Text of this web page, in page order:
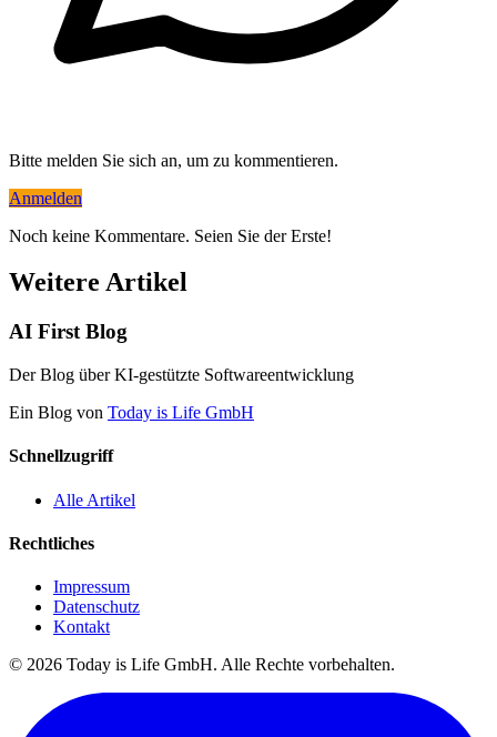
Bitte melden Sie sich an, um zu kommentieren.
Anmelden
Noch keine Kommentare. Seien Sie der Erste!
Weitere Artikel
AI First Blog
Der Blog über KI-gestützte Softwareentwicklung
Ein Blog von Today is Life GmbH
Schnellzugriff
Alle Artikel
Rechtliches
Impressum
Datenschutz
Kontakt
© 2026 Today is Life GmbH. Alle Rechte vorbehalten.